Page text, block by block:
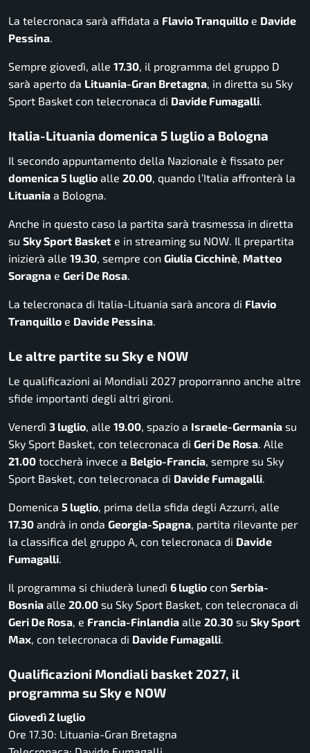
La telecronaca sarà affidata a Flavio Tranquillo e Davide
Pessina.
Sempre giovedì, alle 17.30, il programma del gruppo D
sarà aperto da Lituania-Gran Bretagna, in diretta su Sky
Sport Basket con telecronaca di Davide Fumagalli.
Italia-Lituania domenica 5 luglio a Bologna
Il secondo appuntamento della Nazionale è fissato per
domenica 5 luglio alle 20.00, quando l’Italia affronterà la
Lituania a Bologna.
Anche in questo caso la partita sarà trasmessa in diretta
su Sky Sport Basket e in streaming su NOW. Il prepartita
inizierà alle 19.30, sempre con Giulia Cicchinè, Matteo
Soragna e Geri De Rosa.
La telecronaca di Italia-Lituania sarà ancora di Flavio
Tranquillo e Davide Pessina.
Le altre partite su Sky e NOW
Le qualificazioni ai Mondiali 2027 proporranno anche altre
sfide importanti degli altri gironi.
Venerdì 3 luglio , alle 19.00 , spazio a Israele-Germania su
Sky Sport Basket, con telecronaca di Geri De Rosa . Alle
21.00 toccherà invece a Belgio-Francia , sempre su Sky
Sport Basket, con telecronaca di Davide Fumagalli
Domenica 5 luglio , prima della sfida degli Azzurri, alle
17.30 andrà in onda Georgia-Spagna , partita rilevante per
la classifica del gruppo A, con telecronaca di Davide
Fumagalli
Il programma si chiuderà lunedì 6 luglio con Serbia-
Bosnia alle 20.00 su Sky Sport Basket, con telecronaca di
Geri De Rosa , e Francia-Finlandia alle 20.30 su Sky Sport
Max , con telecronaca di Davide Fumagalli
Qualificazioni Mondiali basket 2027, il
programma su Sky e NOW
Giovedì 2 luglio
Ore 17.30: Lituania-Gran Bretagna